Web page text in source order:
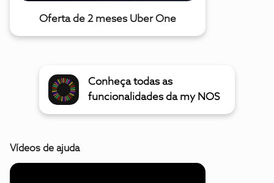
Oferta de 2 meses Uber One
Conheça todas as
funcionalidades da my NOS
Vídeos de ajuda